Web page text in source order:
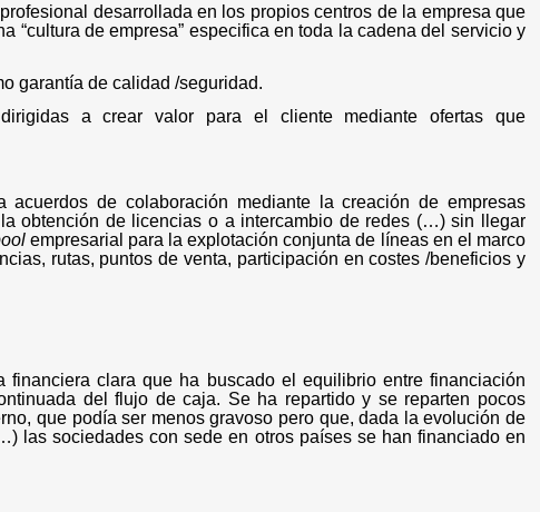
desarrollada en los propios centros de la empresa que
de empresa” especifica en toda la cadena del servicio y
garantía de calidad /seguridad.
a crear valor para el cliente mediante ofertas que
de colaboración mediante la creación de empresas
obtención de licencias o a intercambio de redes (…) sin llegar
empresarial para la explotación conjunta de líneas en el marco
rutas, puntos de venta, participación en costes /beneficios y
clara que ha buscado el equilibrio entre financiación
del flujo de caja. Se ha repartido y se reparten pocos
que podía ser menos gravoso pero que, dada la evolución de
las sociedades con sede en otros países se han financiado en